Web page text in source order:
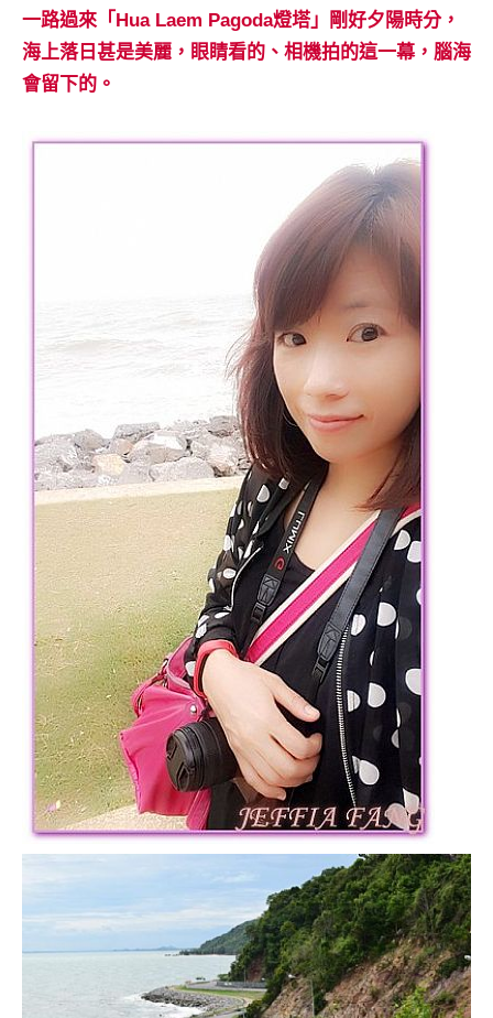
一路過來「Hua Laem Pagoda燈塔」剛好夕陽時分，
海上落日甚是美麗，眼睛看的、相機拍的這一幕，腦海
會留下的。